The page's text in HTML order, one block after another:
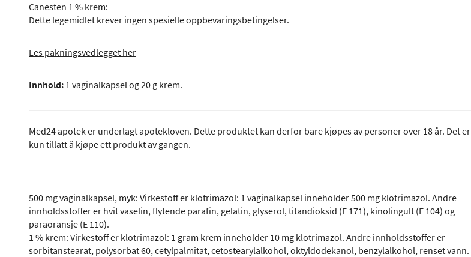
Canesten 1 % krem:
Dette legemidlet krever ingen spesielle oppbevaringsbetingelser.
Les pakningsvedlegget her
Innhold: 1 vaginalkapsel og 20 g krem.
Med24 apotek er underlagt apotekloven. Dette produktet kan derfor bare kjøpes av personer over 18 år. Det er
kun tillatt å kjøpe ett produkt av gangen.
500 mg vaginalkapsel, myk: Virkestoff er klotrimazol: 1 vaginalkapsel inneholder 500 mg klotrimazol. Andre
innholdsstoffer er hvit vaselin, flytende parafin, gelatin, glyserol, titandioksid (E 171), kinolingult (E 104) og
paraoransje (E 110).
1 % krem: Virkestoff er klotrimazol: 1 gram krem inneholder 10 mg klotrimazol. Andre innholdsstoffer er
sorbitanstearat, polysorbat 60, cetylpalmitat, cetostearylalkohol, oktyldodekanol, benzylalkohol, renset vann.